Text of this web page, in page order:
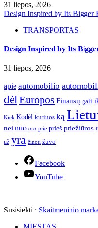
31 liepos, 2026
Design Inspired by Its Bigger
TRANSPORTAS
Design Inspired by Its
31 liepos, 2026
apie automobilio
dėl Europos Finansų gali
Kiek Kodėl kuriuos ką
nei nuo oro prie prieš priežiūros
už yra žinoti žuvo
Facebook
YouTube
Susisiekti : Skaitmeninio
MIESTAS